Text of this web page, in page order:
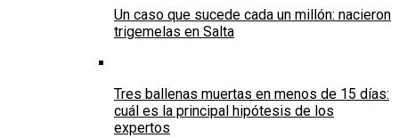
Un caso que sucede cada un millón: nacieron
trigemelas en Salta
Tres ballenas muertas en menos de 15 días:
cuál es la principal hipótesis de los
expertos